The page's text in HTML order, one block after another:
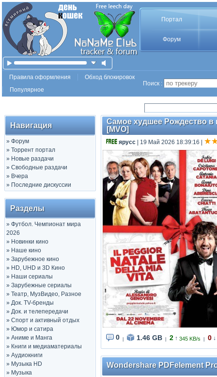
Портал
Форум
Правила оформления
Обход блокировок
Популярное
Поиск :
Навигация
» Форум
» Торрент портал
» Новые раздачи
» Свободные раздачи
» Вчера
» Последние дискуссии
Разделы
» Футбол. Чемпионат мира
2026
» Новинки кино
» Наше кино
» Зарубежное кино
» HD, UHD и 3D Кино
» Наши сериалы
» Зарубежные сериалы
» Театр, МузВидео, Разное
» Док. TV-бренды
» Док. и телепередачи
» Спорт и активный отдых
» Юмор и сатира
» Аниме и Манга
» Книги и медиаматериалы
» Аудиокниги
» Музыка HD
» Музыка
Самое худшее Рождество в
[MVO]
ярусс | 19 Май 2026 18:39:16
0 1.46 GB 2 ↑ 345 KB/s 0 ↓
Wondershare PDFelement